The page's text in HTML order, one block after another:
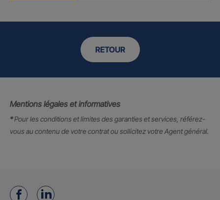
RETOUR
Mentions légales et informatives
*Pour les conditions et limites des garanties et services, référez-
vous au contenu de votre contrat ou sollicitez votre Agent général.